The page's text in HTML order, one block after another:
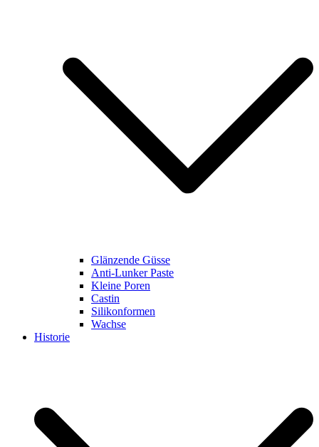
Glänzende Güsse
Anti-Lunker Paste
Kleine Poren
Castin
Silikonformen
Wachse
Historie